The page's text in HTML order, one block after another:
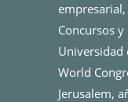
Concursos
Universidad
World
Jerusalem,